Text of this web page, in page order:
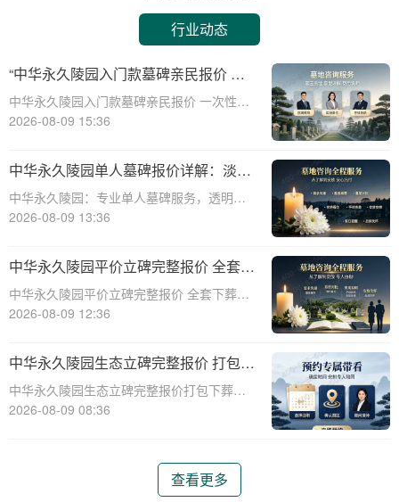
行业动态
“中华永久陵园入门款墓碑亲民报价 一
次性付清享折上折：超值安葬方案深度
解析”
中华永久陵园入门款墓碑亲民报价 一次性付
清享折上折：超值安葬方案深度解析☎ 中华
中，我们总会面临生离死别的时刻。当亲人
离世，选择一个合适的安葬地点，
2026-08-09 15:36
中华永久陵园单人墓碑报价详解：淡季
下单享数千元优惠
中华永久陵园：专业单人墓碑服务，透明报
价与淡季优惠助力您选择理想安息之地☎ 中
园，作为业界领先的陵园服务提供商，深知
每一座墓碑背后承载的深情与敬意。
2026-08-09 13:36
中华永久陵园平价立碑完整报价 全套下
葬流程打包降价详解
中华永久陵园平价立碑完整报价 全套下葬流
程打包降价详解☎ 中华永久陵园电话:400-
生老病死。当我们的亲人离开这个世界，留
下的是无尽的思念和缅怀。而中华
2026-08-09 12:36
中华永久陵园生态立碑完整报价 打包下
葬服务同步享折扣详解
中华永久陵园生态立碑完整报价打包下葬服
务同步享折扣详解☎ 中华永久陵园电话:400-
服务。生态立碑作为一种新型的殡
2026-08-09 08:36
查看更多